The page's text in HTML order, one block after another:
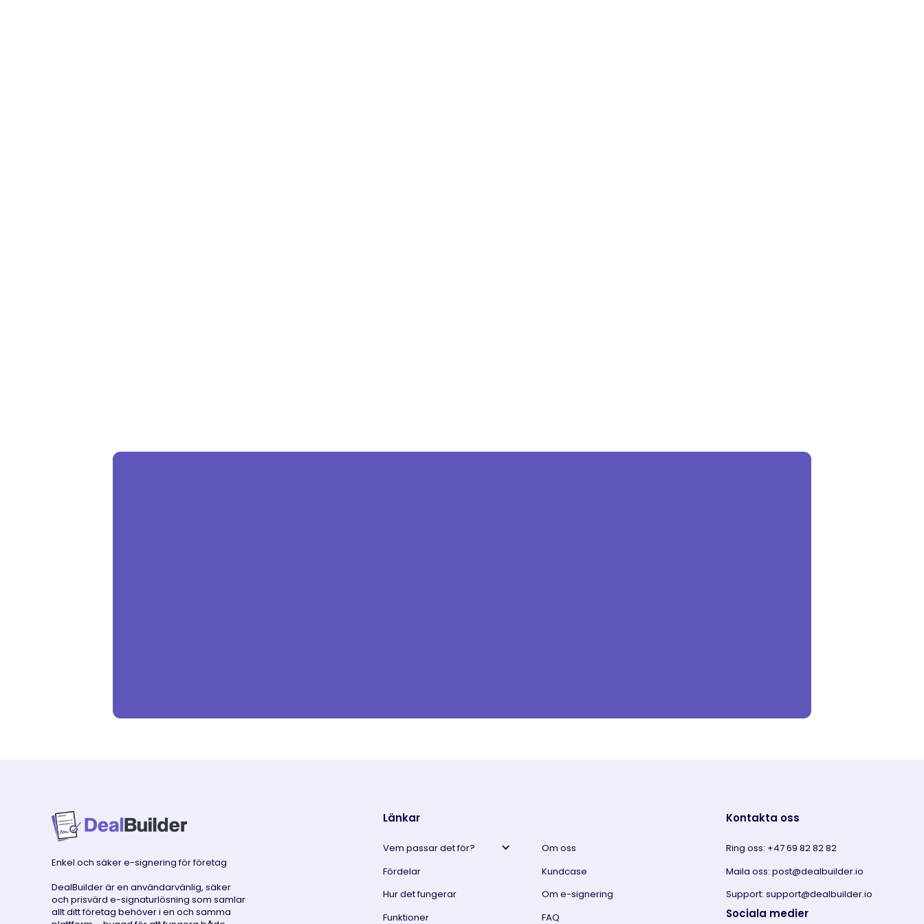
Enkel och säker e-signering för företag
DealBuilder är en användarvänlig, säker
och prisvärd e-signaturlösning som samlar
allt ditt företag behöver i en och samma
Länkar
Vem passar det för?
Fördelar
Hur det fungerar
Funktioner
Om oss
Kundcase
Om e-signering
FAQ
Kontakta oss
Ring oss: +47 69 82 82 82
Maila oss: post@dealbuilder.io
Support: support@dealbuilder.io
Sociala medier